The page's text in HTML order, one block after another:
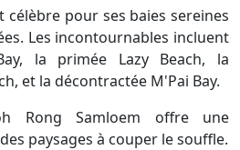
célèbre pour ses baies sereines
Les incontournables incluent
la primée Lazy Beach, la
et la décontractée M'Pai Bay.
Rong Samloem offre une
paysages à couper le souffle.